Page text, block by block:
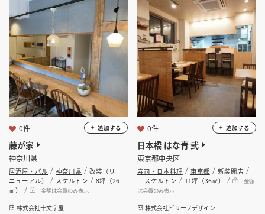
坪 ～ 坪
フリーワード
検索する
藤が家
神奈川県
居酒屋・バル 神奈川県
改装（リ
ニューアル）
スケルトン
8坪（26
㎡）
金額は会員のみ表示
株式会社十文字屋
0件 追加する
日本橋 はな青 弐
東京都中央区
寿司・日本料理 東京都
新装開店
スケルトン
11坪（36㎡）
金額
は会員のみ表示
株式会社ビリーフデザイン
0件 追加する